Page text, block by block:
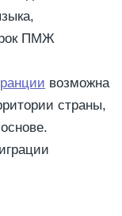
ПМЖ
возможна
страны,